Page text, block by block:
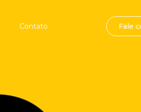
Contato Fale